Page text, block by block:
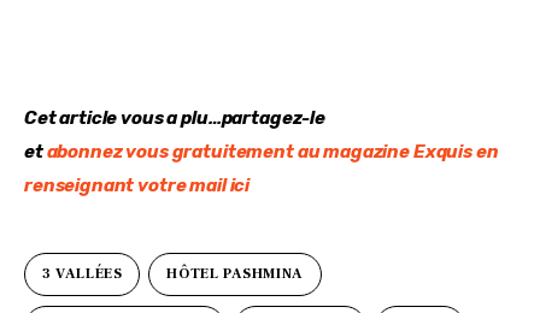
Cet article vous a plu…partagez-le
et abonnez vous gratuitement au magazine Exquis en
renseignant votre mail ici
3 VALLÉES HÔTEL PASHMINA